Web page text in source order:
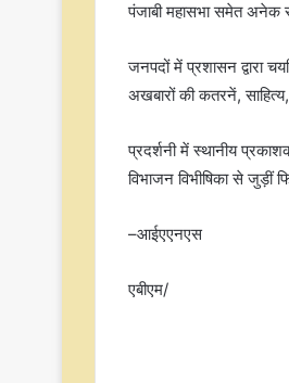
पंजाबी महासभा समेत अनेक
जनपदों में प्रशासन द्वारा
अखबारों की कतरनें,
प्रदर्शनी में स्थानीय
विभाजन विभीषिका से जुड़ीं
–आईएएनएस
एबीएम/